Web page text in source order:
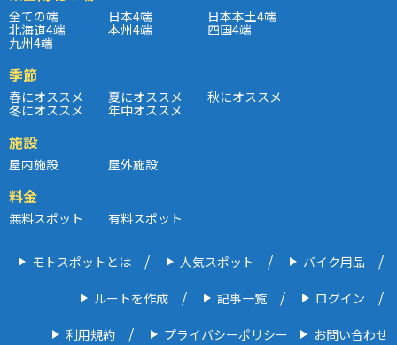
全ての端 日本4端 日本本土4端
北海道4端 本州4端 四国4端
九州4端
季節
春にオススメ 夏にオススメ 秋にオススメ
冬にオススメ 年中オススメ
施設
屋内施設 屋外施設
料金
無料スポット 有料スポット
モトスポットとは 人気スポット バイク用品
ルートを作成 記事一覧 ログイン
利用規約 プライバシーポリシー お問い合わせ